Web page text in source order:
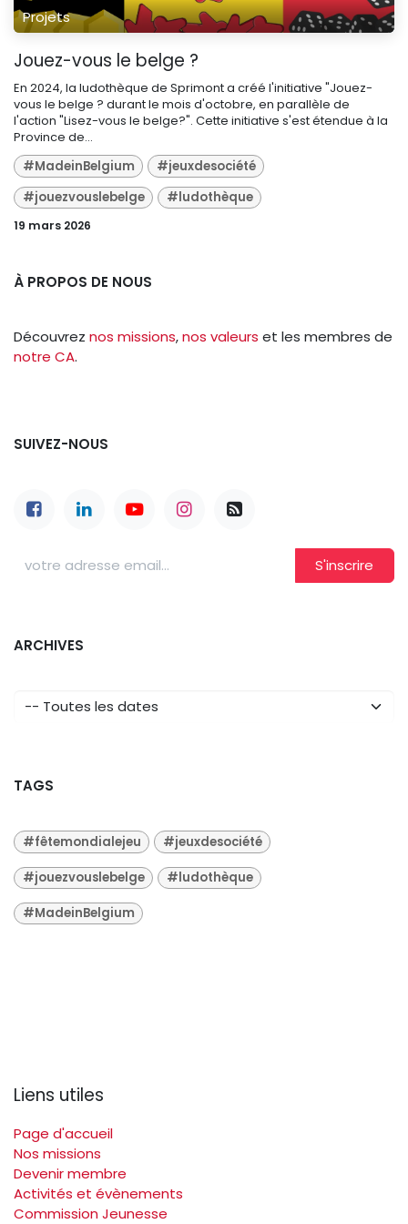
Projets
Jouez-vous le belge ?
En 2024, la ludothèque de Sprimont a créé l'initiative "Jouez-
vous le belge ? durant le mois d'octobre, en parallèle de
l'action "Lisez-vous le belge?". Cette initiative s'est étendue à la
Province de...
#MadeinBelgium
#jeuxdesociété
#jouezvouslebelge
#ludothèque
19 mars 2026
À PROPOS DE NOUS
Découvrez nos missions,nos valeurs et les membres de
notre CA.
SUIVEZ-NOUS
S'inscrire
ARCHIVES
TAGS
#fêtemondialejeu #jeuxdesociété
#jouezvouslebelge #ludothèque
#MadeinBelgium
Liens utiles
Page d'accueil
Nos missions
Devenir membre
Activités et évènements
Commission Jeunesse